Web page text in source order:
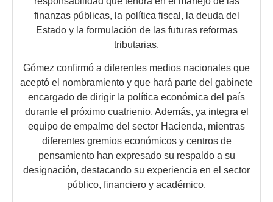
finanzas públicas, la política fiscal, la deuda del
Estado y la formulación de las futuras reformas
tributarias.
Gómez confirmó a diferentes medios nacionales que
aceptó el nombramiento y que hará parte del gabinete
encargado de dirigir la política económica del país
durante el próximo cuatrienio. Además, ya integra el
equipo de empalme del sector Hacienda, mientras
diferentes gremios económicos y centros de
pensamiento han expresado su respaldo a su
designación, destacando su experiencia en el sector
público, financiero y académico.